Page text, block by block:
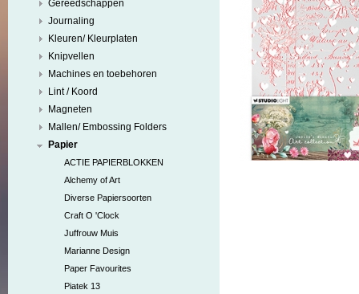
Gereedschappen
Journaling
Kleuren/ Kleurplaten
Knipvellen
Machines en toebehoren
Lint / Koord
Magneten
Mallen/ Embossing Folders
Papier
ACTIE PAPIERBLOKKEN
Alchemy of Art
Diverse Papiersoorten
Craft O 'Clock
Juffrouw Muis
Marianne Design
Paper Favourites
Piatek 13